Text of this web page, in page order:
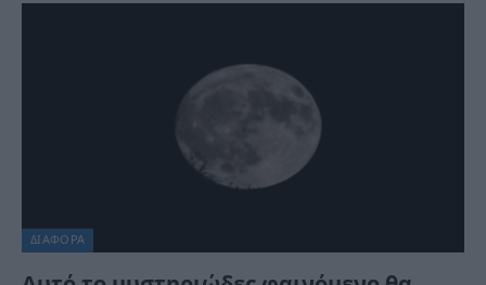
ΔΙΆΦΟΡΑ